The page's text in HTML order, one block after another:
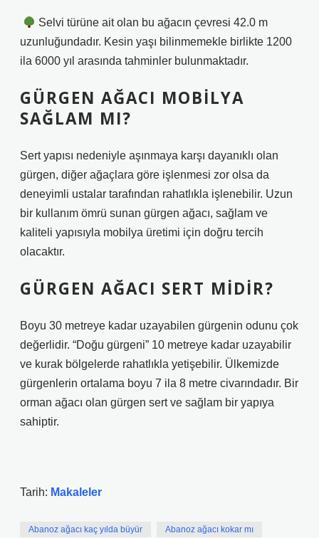
Selvi türüne ait olan bu ağacın çevresi 42.0 m
uzunluğundadır. Kesin yaşı bilinmemekle birlikte 1200
ila 6000 yıl arasında tahminler bulunmaktadır.
GÜRGEN AĞACI MOBILYA
SAĞLAM MI?
Sert yapısı nedeniyle aşınmaya karşı dayanıklı olan
gürgen, diğer ağaçlara göre işlenmesi zor olsa da
deneyimli ustalar tarafından rahatlıkla işlenebilir. Uzun
bir kullanım ömrü sunan gürgen ağacı, sağlam ve
kaliteli yapısıyla mobilya üretimi için doğru tercih
olacaktır.
GÜRGEN AĞACI SERT MIDIR?
Boyu 30 metreye kadar uzayabilen gürgenin odunu çok
değerlidir. “Doğu gürgeni” 10 metreye kadar uzayabilir
ve kurak bölgelerde rahatlıkla yetişebilir. Ülkemizde
gürgenlerin ortalama boyu 7 ila 8 metre civarındadır. Bir
orman ağacı olan gürgen sert ve sağlam bir yapıya
sahiptir.
Tarih: Makaleler
Abanoz ağacı kaç yılda büyür Abanoz ağacı kokar mı